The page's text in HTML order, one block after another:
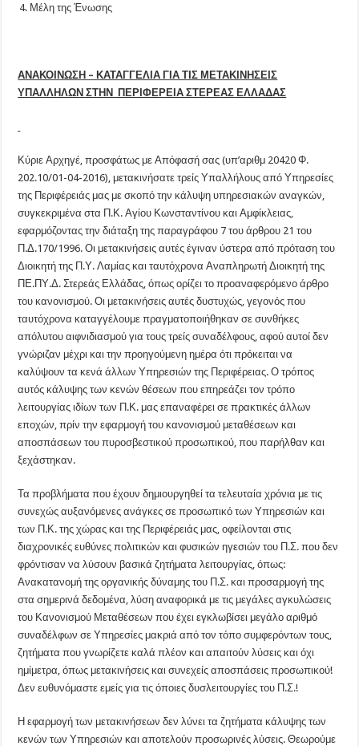
Μέλη της Ένωσης
ΑΝΑΚΟΙΝΩΣΗ – ΚΑΤΑΓΓΕΛΙΑ ΓΙΑ ΤΙΣ ΜΕΤΑΚΙΝΗΣΕΙΣ
ΥΠΑΛΛΗΛΩΝ ΣΤΗΝ ΠΕΡΙΦΕΡΕΙΑ ΣΤΕΡΕΑΣ ΕΛΛΑΔΑΣ
Κύριε Αρχηγέ, προσφάτως με Απόφασή σας (υπ’αριθμ 20420 Φ.
202.10/01-04-2016), μετακινήσατε τρείς Υπαλλήλους από Υπηρεσίες
της Περιφέρειάς μας με σκοπό την κάλυψη υπηρεσιακών αναγκών,
συγκεκριμένα στα Π.Κ. Αγίου Κωνσταντίνου και Αμφίκλειας,
εφαρμόζοντας την διάταξη της παραγράφου 7 του άρθρου 21 του
Π.Δ.170/1996. Οι μετακινήσεις αυτές έγιναν ύστερα από πρόταση του
Διοικητή της Π.Υ. Λαμίας και ταυτόχρονα Αναπληρωτή Διοικητή της
ΠΕ.ΠΥ.Δ. Στερεάς Ελλάδας, όπως ορίζει το προαναφερόμενο άρθρο
του κανονισμού. Οι μετακινήσεις αυτές δυστυχώς, γεγονός που
ταυτόχρονα καταγγέλουμε πραγματοποιήθηκαν σε συνθήκες
απόλυτου αιφνιδιασμού για τους τρείς συναδέλφους, αφού αυτοί δεν
γνώριζαν μέχρι και την προηγούμενη ημέρα ότι πρόκειται να
καλύψουν τα κενά άλλων Υπηρεσιών της Περιφέρειας. Ο τρόπος
αυτός κάλυψης των κενών θέσεων που επηρεάζει τον τρόπο
λειτουργίας ιδίων των Π.Κ. μας επαναφέρει σε πρακτικές άλλων
εποχών, πρίν την εφαρμογή του κανονισμού μεταθέσεων και
αποσπάσεων του πυροσβεστικού προσωπικού, που παρήλθαν και
ξεχάστηκαν.
Τα προβλήματα που έχουν δημιουργηθεί τα τελευταία χρόνια με τις
συνεχώς αυξανόμενες ανάγκες σε προσωπικό των Υπηρεσιών και
των Π.Κ. της χώρας και της Περιφέρειάς μας, οφείλονται στις
διαχρονικές ευθύνες πολιτικών και φυσικών ηγεσιών του Π.Σ. που δεν
φρόντισαν να λύσουν βασικά ζητήματα λειτουργίας, όπως:
Ανακατανομή της οργανικής δύναμης του Π.Σ. και προσαρμογή της
στα σημερινά δεδομένα, λύση αναφορικά με τις μεγάλες αγκυλώσεις
του Κανονισμού Μεταθέσεων που έχει εγκλωβίσει μεγάλο αριθμό
συναδέλφων σε Υπηρεσίες μακριά από τον τόπο συμφερόντων τους,
ζητήματα που γνωρίζετε καλά πλέον και απαιτούν λύσεις και όχι
ημίμετρα, όπως μετακινήσεις και συνεχείς αποσπάσεις προσωπικού!
Δεν ευθυνόμαστε εμείς για τις όποιες δυσλειτουργίες του Π.Σ.!
Η εφαρμογή των μετακινήσεων δεν λύνει τα ζητήματα κάλυψης των
κενών των Υπηρεσιών και αποτελούν προσωρινές λύσεις. Θεωρούμε